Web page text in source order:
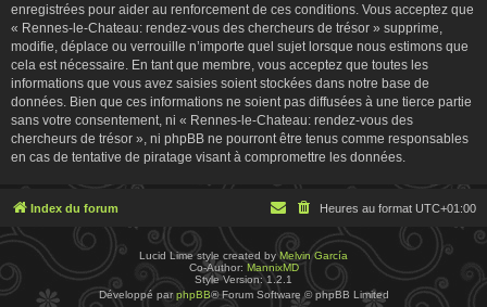
enregistrées pour aider au renforcement de ces conditions. Vous acceptez que
« Rennes-le-Chateau: rendez-vous des chercheurs de trésor » supprime,
modifie, déplace ou verrouille n’importe quel sujet lorsque nous estimons que
cela est nécessaire. En tant que membre, vous acceptez que toutes les
informations que vous avez saisies soient stockées dans notre base de
données. Bien que ces informations ne soient pas diffusées à une tierce partie
sans votre consentement, ni « Rennes-le-Chateau: rendez-vous des
chercheurs de trésor », ni phpBB ne pourront être tenus comme responsables
en cas de tentative de piratage visant à compromettre les données.
Index du forum Heures au format UTC+01:00
Lucid Lime style created by Melvin García
Co-Author: MannixMD
Style Version: 1.2.1
Développé parphpBB® Forum Software © phpBB Limited